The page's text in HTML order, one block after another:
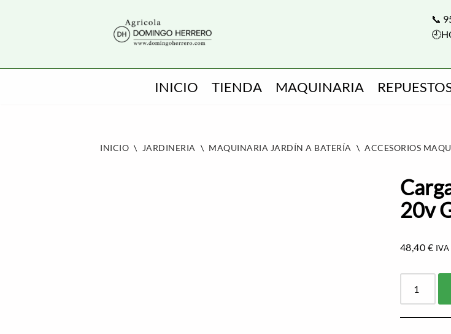
📞
INICIO TIENDA MAQUINARIA
INICIO \ JARDINERIA \ MAQUINARIA JARDÍN A BATERÍA \ ACCESORIOS
20v
48,40 €